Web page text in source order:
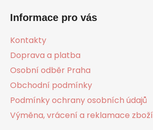
Informace pro vás
Kontakty
Doprava a platba
Osobní odběr Praha
Obchodní podmínky
Podmínky ochrany osobních údajů
Výměna, vrácení a reklamace zboží